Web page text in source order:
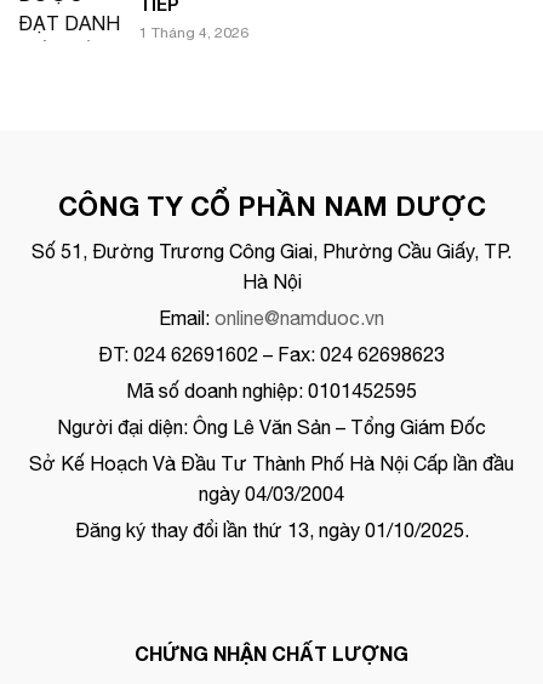
TIẾP
1 Tháng 4, 2026
CÔNG TY CỔ PHẦN NAM DƯỢC
Số 51, Đường Trương Công Giai, Phường Cầu Giấy, TP.
Hà Nội
Email: online@namduoc.vn
ĐT: 024 62691602 – Fax: 024 62698623
Mã số doanh nghiệp: 0101452595
Người đại diện: Ông Lê Văn Sản – Tổng Giám Đốc
Sở Kế Hoạch Và Đầu Tư Thành Phố Hà Nội Cấp lần đầu
ngày 04/03/2004
Đăng ký thay đổi lần thứ 13, ngày 01/10/2025.
CHỨNG NHẬN CHẤT LƯỢNG